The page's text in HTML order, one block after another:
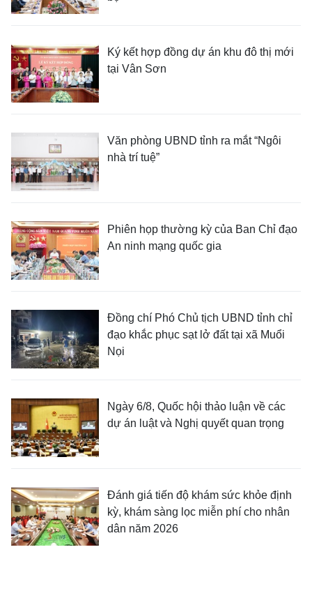
Ký kết hợp đồng dự án khu đô thị mới
tại Vân Sơn
Văn phòng UBND tỉnh ra mắt “Ngôi
nhà trí tuệ”
Phiên họp thường kỳ của Ban Chỉ đạo
An ninh mạng quốc gia
Đồng chí Phó Chủ tịch UBND tỉnh chỉ
đạo khắc phục sạt lở đất tại xã Muổi
Nọi
Ngày 6/8, Quốc hội thảo luận về các
dự án luật và Nghị quyết quan trọng
Đánh giá tiến độ khám sức khỏe định
kỳ, khám sàng lọc miễn phí cho nhân
dân năm 2026